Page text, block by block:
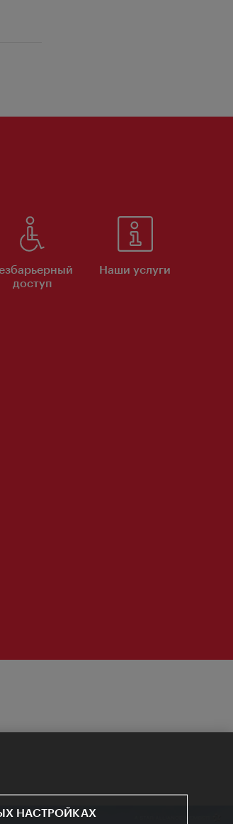
доступ
Наши услуги
НАСТРОЙКАХ